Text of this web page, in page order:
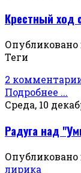
Крестный ход
Опубликовано
Теги
2
Подробнее ...
Среда, 10
Радуга над
Опубликовано
лирика